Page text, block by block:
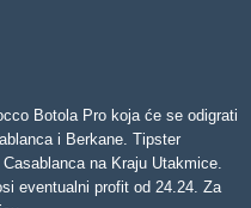
Botola Pro koja će se odigrati
i Berkane. Tipster
na Kraju Utakmice.